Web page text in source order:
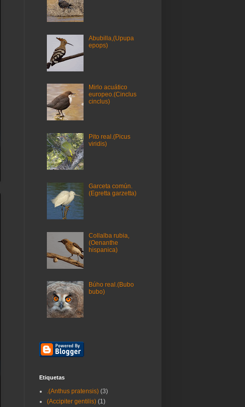
Abubilla,(Upupa
epops)
Mirlo acuático
europeo.(Cinclus
cinclus)
Pito real.(Picus
viridis)
Garceta común.
(Egretta garzetta)
Collalba rubia,
(Oenanthe
hispanica)
Búho real.(Bubo
bubo)
Etiquetas
.(Anthus pratensis) (3)
(Accipiter gentilis) (1)